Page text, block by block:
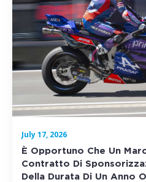
July 17, 2026
È Opportuno Che Un
Contratto Di
Della Durata Di Un Anno